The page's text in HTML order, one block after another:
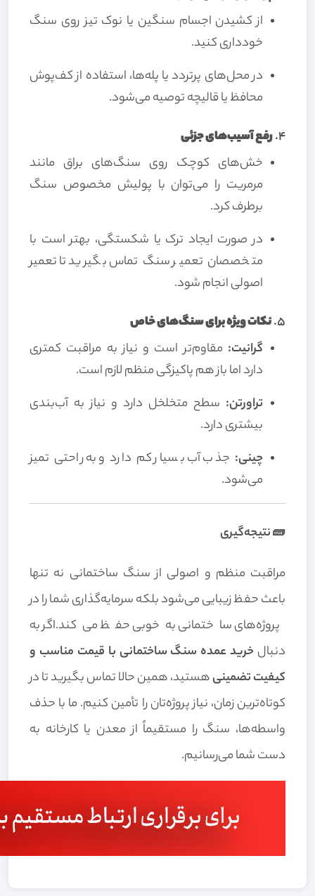
از کشیدن اجسام سنگین یا نوک تیز روی سنگ
خودداری کنید.
در محل‌های پرتردد یا پله‌ها، استفاده از کف‌پوش
محافظ یا قالیچه توصیه می‌شود.
4. رفع آسیب‌های جزئی
خش‌های کوچک روی سنگ‌های براق مانند
مرمریت را می‌توان با پولیش مخصوص سنگ
برطرف کرد.
در صورت ایجاد ترک یا شکستگی، بهتر است با
متخصصان تعمیر سنگ تماس بگیرید تا تعمیر
اصولی انجام شود.
5. نکات ویژه برای سنگ‌های خاص
گرانیت: مقاوم‌تر است و نیاز به مراقبت کمتری
دارد اما باز هم پاکیزگی منظم لازم است.
تراورتن: سطح متخلخل دارد و نیاز به آب‌بندی
بیشتری دارد.
چینی: جذب آب بسیار کم دارد و به راحتی تمیز
می‌شود.
🧱 نتیجه‌گیری
مراقبت منظم و اصولی از سنگ ساختمانی نه تنها
باعث حفظ زیبایی می‌شود بلکه سرمایه‌گذاری شما را در
پروژه‌های ساختمانی به‌خوبی حفظ می‌کند.اگر به
دنبال خرید عمده سنگ ساختمانی با قیمت مناسب و
کیفیت تضمینیهستید، همین حالا تماس بگیرید تا در
کوتاه‌ترین زمان، نیاز پروژه‌تان را تأمین کنیم. ما با حذف
واسطه‌ها، سنگ را مستقیماً از معدن یا کارخانه به
دست شما می‌رسانیم.